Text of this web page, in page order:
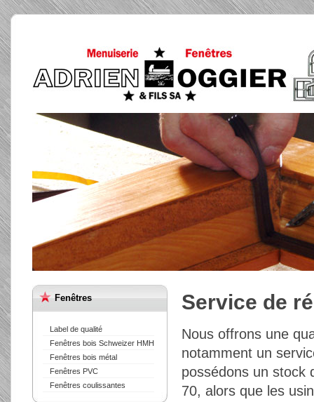
Fenêtres
Label de qualité
Fenêtres bois Schweizer HMH
Fenêtres bois métal
Fenêtres PVC
Fenêtres coulissantes
Service de
Nous offrons une
notamment un
possédons un stock
70, alors que les